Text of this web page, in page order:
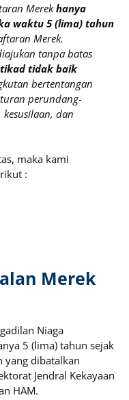
Merekhanya
waktu 5 (lima) tahun
Merek.
tanpa batas
tidak baik
bertentangan
perundang-
dan
maka kami
:
Merek
Niaga
5 (lima) tahun sejak
yang dibatalkan
Jendral Kekayaan
HAM.